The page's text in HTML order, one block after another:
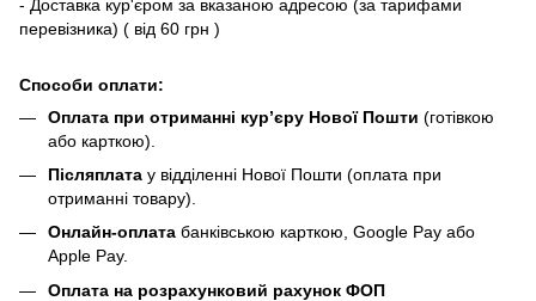
- Доставка кур'єром за вказаною адресою (за тарифами
перевізника) ( від 60 грн )
Способи оплати:
Оплата при отриманні кур’єру Нової Пошти (готівкою
або карткою).
Післяплата у відділенні Нової Пошти (оплата при
отриманні товару).
Онлайн-оплата банківською карткою, Google Pay або
Apple Pay.
Оплата на розрахунковий рахунок ФОП